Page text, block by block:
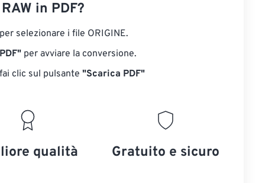
in PDF?
per selezionare i file ORIGINE.
per avviare la conversione.
clic sul pulsante "Scarica PDF"
qualità Gratuito e sicuro